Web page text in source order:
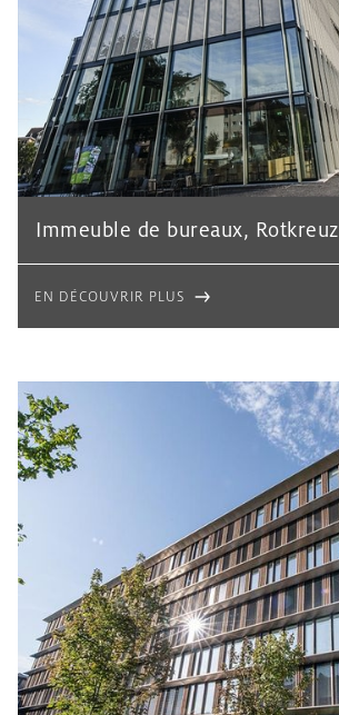
Immeuble de bureaux, Rotkreuz
EN DÉCOUVRIR PLUS